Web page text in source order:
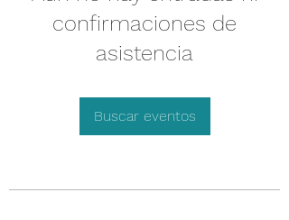
confirmaciones de
asistencia
Buscar eventos